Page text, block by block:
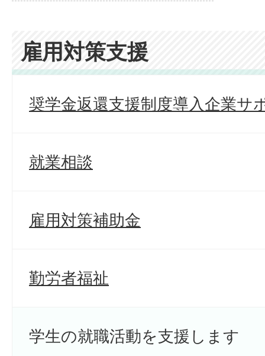
雇用対策支援
奨学金返還支援制度導入企業サ
就業相談
雇用対策補助金
勤労者福祉
学生の就職活動を支援します